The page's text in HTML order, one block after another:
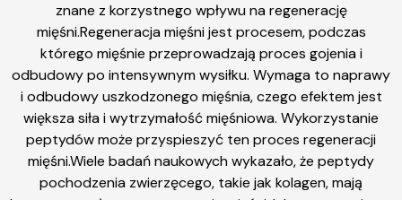
znane z korzystnego wpływu na regenerację
mięśni.Regeneracja mięśni jest procesem, podczas
którego mięśnie przeprowadzają proces gojenia i
odbudowy po intensywnym wysiłku. Wymaga to naprawy
i odbudowy uszkodzonego mięśnia, czego efektem jest
większa siła i wytrzymałość mięśniowa. Wykorzystanie
peptydów może przyspieszyć ten proces regeneracji
mięśni.Wiele badań naukowych wykazało, że peptydy
pochodzenia zwierzęcego, takie jak kolagen, mają